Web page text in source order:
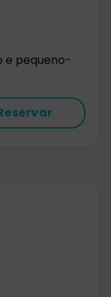
e pequeno-